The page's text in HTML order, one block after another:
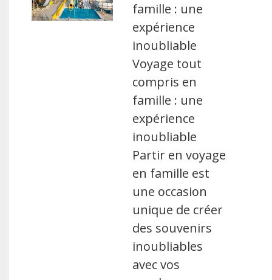
famille : une
expérience
inoubliable
Voyage tout
compris en
famille : une
expérience
inoubliable
Partir en voyage
en famille est
une occasion
unique de créer
des souvenirs
inoubliables
avec vos